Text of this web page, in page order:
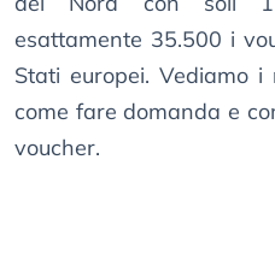
esattamente 35.500 i
Stati europei. Vediamo
come fare domanda e
voucher.